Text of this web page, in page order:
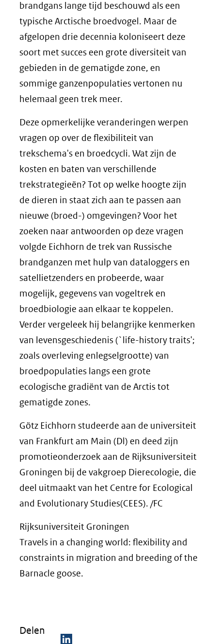
brandgans lange tijd beschouwd als een
typische Arctische broedvogel. Maar de
afgelopen drie decennia koloniseert deze
soort met succes een grote diversiteit van
gebieden in de gematigde zone, en
sommige ganzenpopulaties vertonen nu
helemaal geen trek meer.
Deze opmerkelijke veranderingen werpen
vragen op over de flexibiliteit van
trekschema's en broedcycli. Wat zijn de
kosten en baten van verschillende
trekstrategieën? Tot op welke hoogte zijn
de dieren in staat zich aan te passen aan
nieuwe (broed-) omgevingen? Voor het
zoeken naar antwoorden op deze vragen
volgde Eichhorn de trek van Russische
brandganzen met hulp van dataloggers en
satellietzenders en probeerde, waar
mogelijk, gegevens van vogeltrek en
broedbiologie aan elkaar te koppelen.
Verder vergeleek hij belangrijke kenmerken
van levensgeschiedenis (`life-history traits';
zoals overleving enlegselgrootte) van
broedpopulaties langs een grote
ecologische gradiënt van de Arctis tot
gematigde zones.
Götz Eichhorn studeerde aan de universiteit
van Frankfurt am Main (Dl) en deed zijn
promotieonderzoek aan de Rijksuniversiteit
Groningen bij de vakgroep Dierecologie, die
deel uitmaakt van het Centre for Ecological
and Evolutionary Studies(CEES). /FC
Rijksuniversiteit Groningen
Travels in a changing world: flexibility and
constraints in migration and breeding of the
Barnacle goose.
Delen